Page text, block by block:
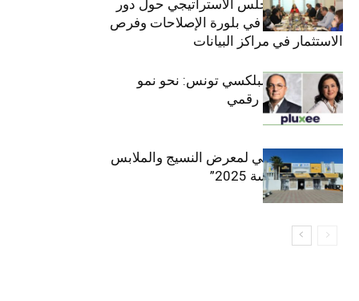
والعشرين للمجلس الاستراتيجي حول دور
القطاع الخاص في بلورة الإصلاحات وفرص
الاستثمار في مراكز البيانات
قيادة مزدوجة لبلكسي تونس: نحو نمو
متسارع وتحول رقمي
الافتتاح الرسمي لمعرض النسيج والملابس
“إنترتكس سوسة 2025”